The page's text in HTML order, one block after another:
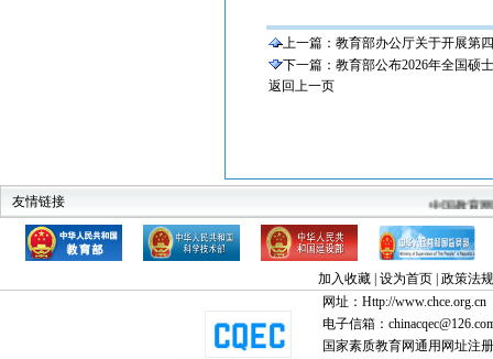
上一篇： 教育部办公厅关于开展第
下一篇： 教育部公布2026年全国硕
返回上一页
友情链接
中国教育
加入收藏| 设为首页| 政策法规
网址：Http://www.chce.org.cn
电子信箱：
国家素质教育网通用网址注